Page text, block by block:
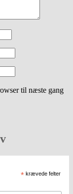
til næste gang
* krævede felter